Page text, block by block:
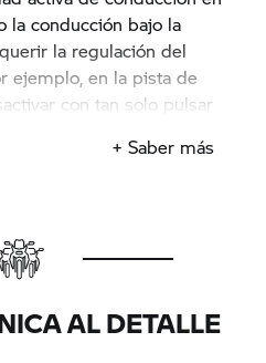
la conducción bajo la
la regulación del
ejemplo, en la pista de
con tan solo pulsar
+ Saber más
AL DETALLE